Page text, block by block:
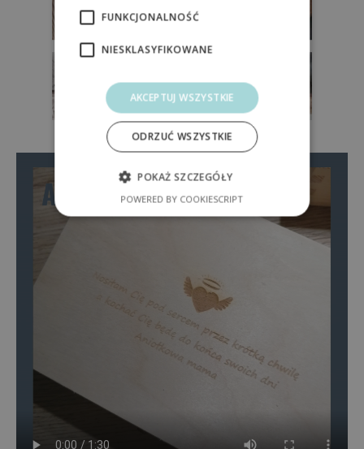
FUNKCJONALNOŚĆ
NIESKLASYFIKOWANE
AKCEPTUJ WSZYSTKIE
ODRZUĆ WSZYSTKIE
POKAŻ SZCZEGÓŁY
POWERED BY COOKIESCRIPT